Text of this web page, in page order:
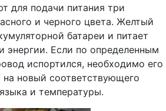
для подачи питания три
и черного цвета. Желтый
батареи и питает
энергии. Если по определенным
испортился, необходимо его
новый соответствующего
и температуры.